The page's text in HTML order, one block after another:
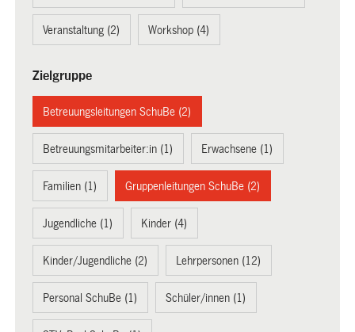
Veranstaltung (2) Workshop (4)
Zielgruppe
Betreuungsleitungen SchuBe (2)
Betreuungsmitarbeiter:in (1) Erwachsene (1)
Familien (1) Gruppenleitungen SchuBe (2)
Jugendliche (1) Kinder (4)
Kinder/Jugendliche (2) Lehrpersonen (12)
Personal SchuBe (1) Schüler/innen (1)